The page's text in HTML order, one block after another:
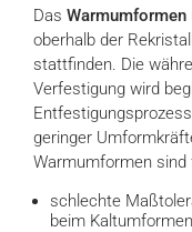
DasWarmumformen
oberhalb der
stattfinden. Die
Verfestigung wird
geringer
Warmumformen sind
schlechte
beim